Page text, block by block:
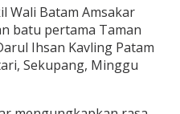
Wali Batam Amsakar
batu pertama Taman
Ihsan Kavling Patam
Sekupang, Minggu